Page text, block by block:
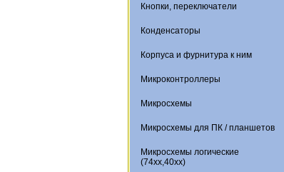
Кнопки, переключатели
Конденсаторы
Корпуса и фурнитура к ним
Микроконтроллеры
Микросхемы
Микросхемы для ПК / планшетов
Микросхемы логические
(74xx,40xx)